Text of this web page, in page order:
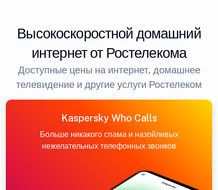
Высокоскоростной домашний
интернет от Ростелекома
Доступные цены на интернет, домашнее
телевидение и другие услуги Ростелеком
Kaspersky Who Calls
Больше никакого спама и назойливых
нежелательных телефонных звонков